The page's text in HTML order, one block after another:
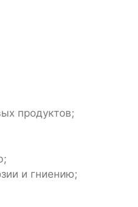
продуктов;
и гниению;